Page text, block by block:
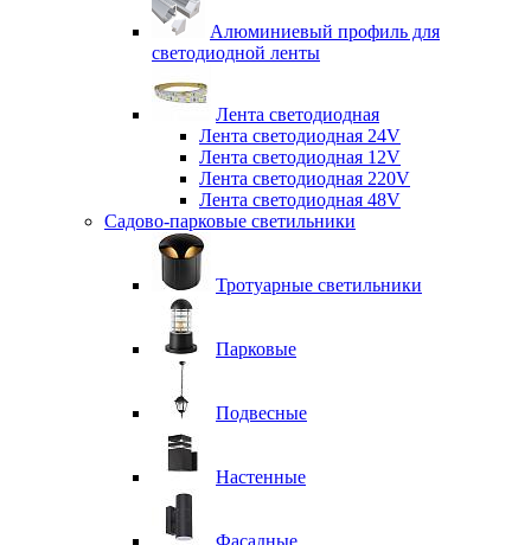
Алюминиевый профиль для
светодиодной ленты
Лента светодиодная
Лента светодиодная 24V
Лента светодиодная 12V
Лента светодиодная 220V
Лента светодиодная 48V
Садово-парковые светильники
Тротуарные светильники
Парковые
Подвесные
Настенные
Фасадные